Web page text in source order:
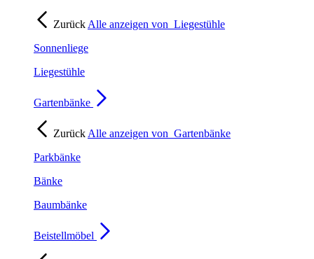
Zurück Alle anzeigen von Liegestühle
Sonnenliege
Liegestühle
Gartenbänke
Zurück Alle anzeigen von Gartenbänke
Parkbänke
Bänke
Baumbänke
Beistellmöbel